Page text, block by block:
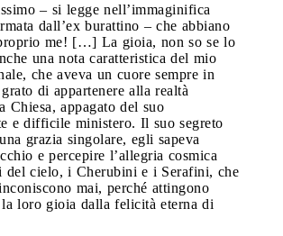
– si legge nell’immaginifica
dall’ex burattino – che abbiano
me! […] La gioia, non so se lo
una nota caratteristica del mio
che aveva un cuore sempre in
di appartenere alla realtà
Chiesa, appagato del suo
e difficile ministero. Il suo segreto
grazia singolare, egli sapeva
e percepire l’allegria cosmica
del cielo, i Cherubini e i Serafini, che
mai, perché attingono
la loro gioia dalla felicità eterna di